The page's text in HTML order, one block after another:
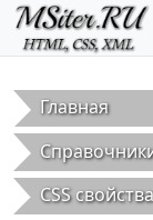
Перейти к
Главная
CSS свойства